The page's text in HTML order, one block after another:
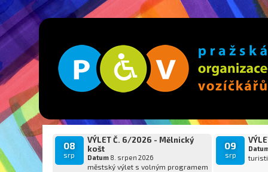
08
srp
VÝLET Č. 6/2026 - Mělnický
košt
Datum8. srpen 2026
městský výlet s volným programem
09
srp